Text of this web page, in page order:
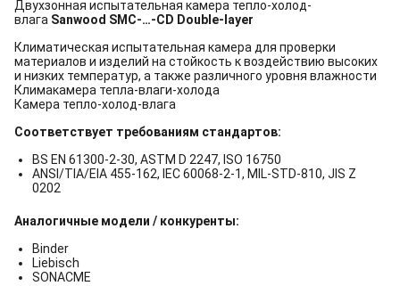
Двухзонная испытательная камера тепло-холод-
влага Sanwood SMC-…-CD Double-layer
Климатическая испытательная камера для проверки
материалов и изделий на стойкость к воздействию высоких
и низких температур, а также различного уровня влажности
Климакамера тепла-влаги-холода
Камера тепло-холод-влага
Соответствует требованиям стандартов:
BS EN 61300-2-30, ASTM D 2247, ISO 16750
ANSI/TIA/EIA 455-162, IEC 60068-2-1, MIL-STD-810, JIS Z
0202
Аналогичные модели / конкуренты:
Binder
Liebisch
SONACME